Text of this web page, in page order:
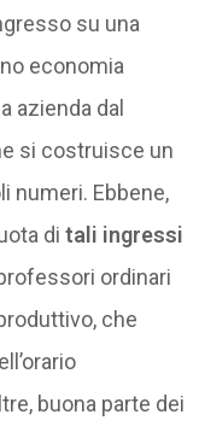
su una
economia
azienda dal
si costruisce un
numeri. Ebbene,
di tali ingressi
ordinari
che
buona parte dei